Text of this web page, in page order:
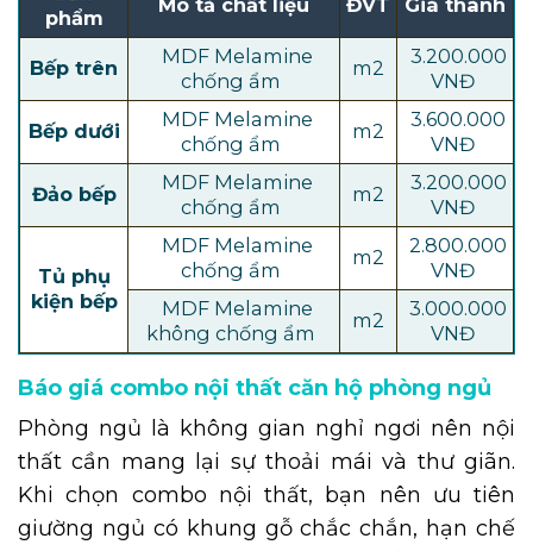
phẩm
Bếp trên
MDF Melamine
chống ẩm
m2
3.200.000
VNĐ
Bếp dưới
MDF Melamine
chống ẩm
m2
3.600.000
VNĐ
Đảo bếp
MDF Melamine
chống ẩm
m2
3.200.000
VNĐ
Tủ phụ
kiện bếp
MDF Melamine
chống ẩm
m2
2.800.000
VNĐ
MDF Melamine
không chống ẩm
m2
3.000.000
VNĐ
Báo giá combo nội thất căn hộ phòng ngủ
Phòng ngủ là không gian nghỉ ngơi nên nội
thất cần mang lại sự thoải mái và thư giãn.
Khi chọn combo nội thất, bạn nên ưu tiên
giường ngủ có khung gỗ chắc chắn, hạn chế